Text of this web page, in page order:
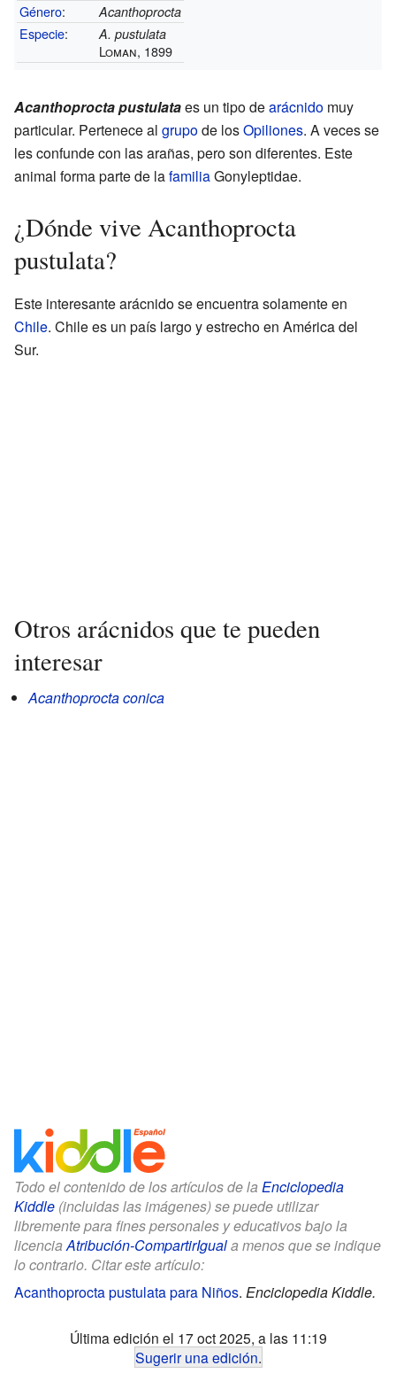
Género: Acanthoprocta
Especie: A. pustulata
Loman, 1899
Acanthoprocta pustulataes un tipo dearácnido muy
particular. Pertenece al grupode losOpiliones. A veces se
les confunde con las arañas, pero son diferentes. Este
animal forma parte de lafamiliaGonyleptidae.
¿Dónde vive Acanthoprocta
pustulata?
Este interesante arácnido se encuentra solamente en
Chile. Chile es un país largo y estrecho en América del
Sur.
Otros arácnidos que te pueden
interesar
Acanthoprocta conica
Todo el contenido de los artículos de la Enciclopedia
Kiddle (incluidas las imágenes) se puede utilizar
libremente para fines personales y educativos bajo la
licenciaAtribución-CompartirIguala menos que se indique
lo contrario. Citar este artículo:
Acanthoprocta pustulata para Niños. Enciclopedia Kiddle.
Última edición el 17 oct 2025, a las 11:19
Sugerir una edición.